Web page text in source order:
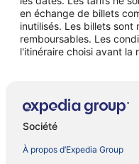
en échange de billets
inutilisés. Les billets sont
remboursables. Les
l'itinéraire choisi avant la
Société
À propos d’Expedia Group